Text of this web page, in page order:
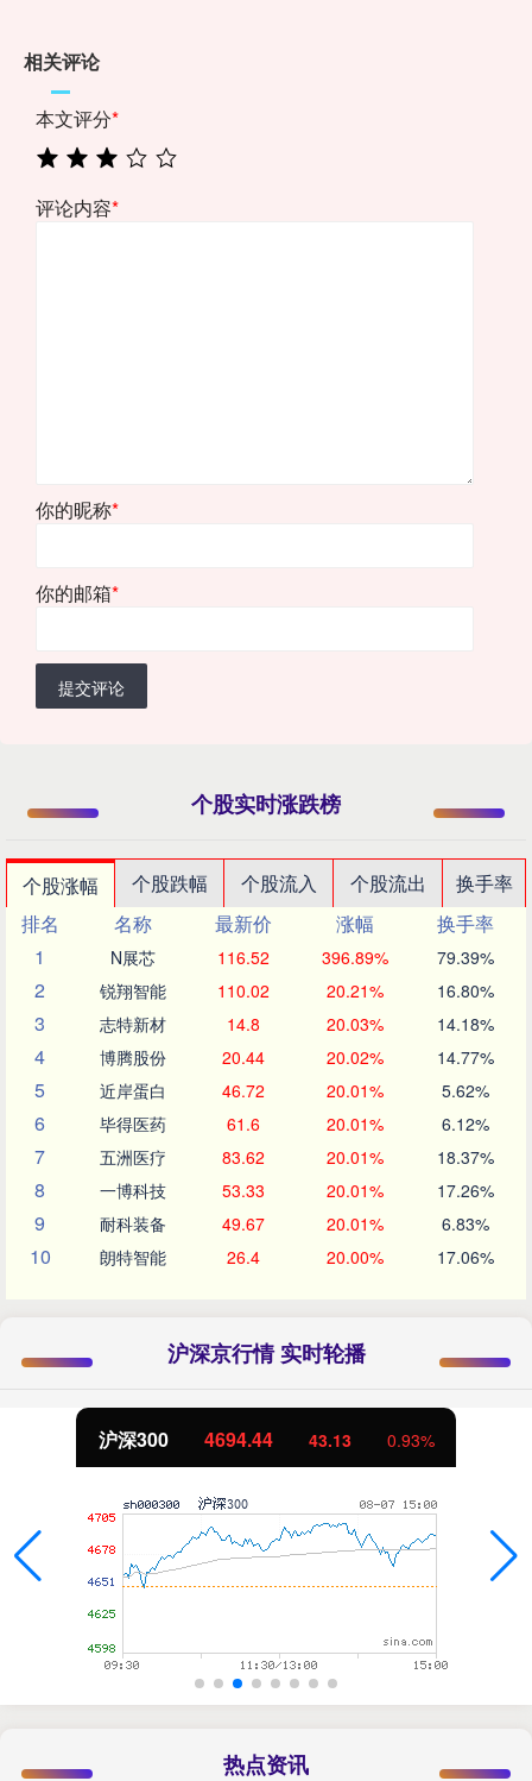
相关评论
本文评分*
评论内容*
你的昵称*
你的邮箱*
提交评论
个股实时涨跌榜
个股涨幅 个股跌幅 个股流入 个股流出
换手率
排名
名称 最新价 涨幅
换手率
1
N展芯 116.52 396.89% 79.39%
2 锐翔智能 110.02 20.21% 16.80%
3 志特新材 14.8 20.03% 14.18%
4 博腾股份 20.44 20.02% 14.77%
5 近岸蛋白 46.72 20.01% 5.62%
6 毕得医药 61.6 20.01% 6.12%
7 五洲医疗 83.62 20.01% 18.37%
8 一博科技 53.33 20.01% 17.26%
9 耐科装备 49.67 20.01% 6.83%
10 朗特智能 26.4 20.00% 17.06%
沪深京行情 实时轮播
北证50 1134.24 11.37 1.01%
热点资讯